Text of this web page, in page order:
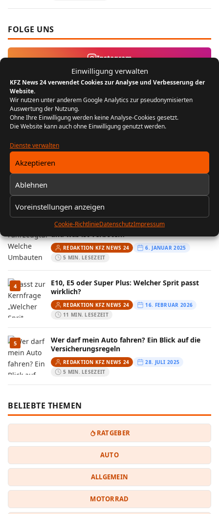
Einwilligung verwalten
KFZ News 24 verwendet Cookies zur Analyse und Verbesserung der
Website.
Wir nutzen unter anderem Google Analytics zur pseudonymisierten
Auswertung der Nutzung.
Ohne Ihre Einwilligung werden keine Analyse-Cookies gesetzt.
Die Website kann auch ohne Einwilligung genutzt werden.
Dienste verwalten
Akzeptieren
Ablehnen
Voreinstellungen anzeigen
Cookie-RichtlinieDatenschutzImpressum
FOLGE UNS
Instagram
MEIST GELESEN
1
Der Bikergruß: Ein Zeichen der
Zusammengehörigkeit unter Motorradfahrern
FIN entschlüsseln: Baujahr, Motor &
Ausstattung prüfen
Fahrzeugtuning: Welche Umbauten sind legal
und was ist verboten?
REDAKTION KFZ NEWS 24
6. JANUAR 2025
5 MIN. LESEZEIT
4
E10, E5 oder Super Plus: Welcher Sprit passt
wirklich?
REDAKTION KFZ NEWS 24
16. FEBRUAR 2026
11 MIN. LESEZEIT
5
Wer darf mein Auto fahren? Ein Blick auf die
Versicherungsregeln
REDAKTION KFZ NEWS 24
28. JULI 2025
5 MIN. LESEZEIT
BELIEBTE THEMEN
RATGEBER
AUTO
ALLGEMEIN
MOTORRAD